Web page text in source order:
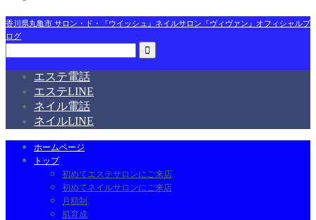
香川県丸亀市 サロン・ド・『ウイッシュ』ネイルサロン『ヴィヴァン』オフィシャルブ
ログ
エステ電話
エステLINE
ネイル電話
ネイルLINE
ホームページ
トップ
初めてエステサロンにご来店
初めてネイルサロンにご来店
月額制
肌育成